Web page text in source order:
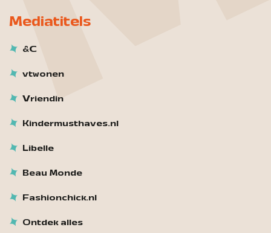
Mediatitels
&C
vtwonen
Vriendin
Kindermusthaves.nl
Libelle
Beau Monde
Fashionchick.nl
Ontdek alles